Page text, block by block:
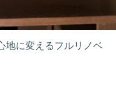
地に変えるフルリノベ